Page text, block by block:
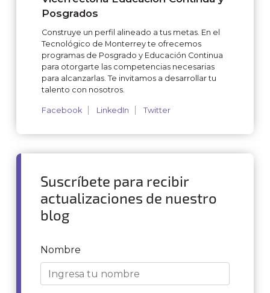
Posgrados
Construye un perfil alineado a tus metas. En el
Tecnológico de Monterrey te ofrecemos
programas de Posgrado y Educación Continua
para otorgarte las competencias necesarias
para alcanzarlas. Te invitamos a desarrollar tu
talento con nosotros.
Facebook LinkedIn Twitter
Suscríbete para recibir
actualizaciones de nuestro
blog
Nombre